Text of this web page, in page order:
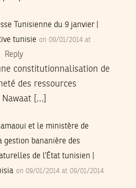
Tunisienne du 9 janvier |
tunisie on 09/01/2014 at
Reply
constitutionnalisation de
des ressources
[…]
et le ministère de
gestion bananière des
de l’État tunisien |
on 09/01/2014 at 09/01/2014